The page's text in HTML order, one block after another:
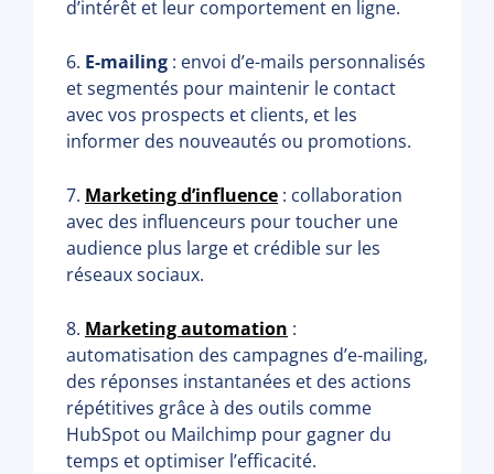
d’intérêt et leur comportement en ligne.
6. E-mailing : envoi d’e-mails personnalisés
et segmentés pour maintenir le contact
avec vos prospects et clients, et les
informer des nouveautés ou promotions.
7. Marketing d’influence : collaboration
avec des influenceurs pour toucher une
audience plus large et crédible sur les
réseaux sociaux.
8. Marketing automation :
automatisation des campagnes d’e-mailing,
des réponses instantanées et des actions
répétitives grâce à des outils comme
HubSpot ou Mailchimp pour gagner du
temps et optimiser l’efficacité.